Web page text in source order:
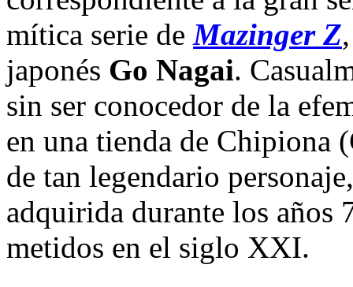
mítica serie deMazinger Z
japonés Go Nagai.
sin ser conocedor de la
en una tienda de Chipiona
de tan legendario
adquirida durante los años
metidos en el siglo XXI.